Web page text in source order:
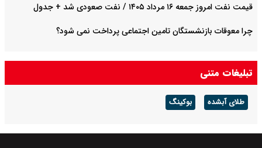
قیمت نفت امروز جمعه ۱۶ مرداد ۱۴۰۵ / نفت صعودی شد + جدول
چرا معوقات بازنشستگان تامین اجتماعی پرداخت نمی شود؟
تبلیغات متنی
طلای آبشده بوکینگ